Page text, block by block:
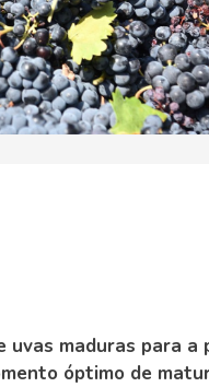
uvas maduras para
óptimo de